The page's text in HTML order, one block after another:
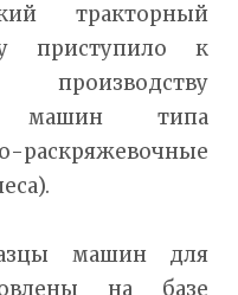
тракторный
приступило к
машин типа
раскряжевочные
машин для
на базе